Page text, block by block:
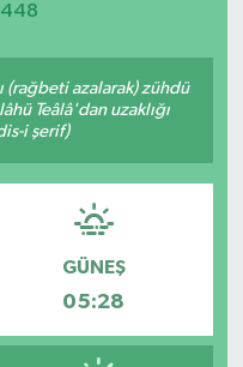
(rağbeti azalarak) zühdü
Teâlâ'dan uzaklığı
i şerif)
GÜNEŞ
05:28